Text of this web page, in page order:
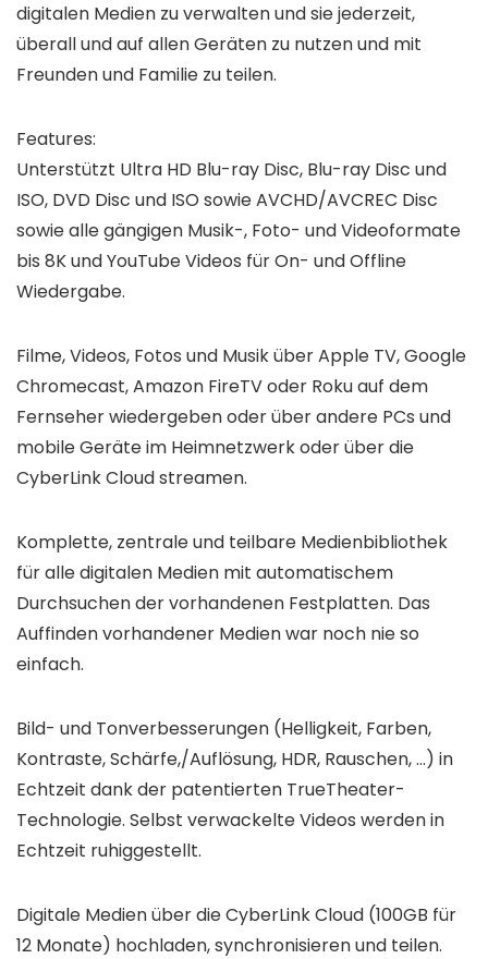
digitalen Medien zu verwalten und sie jederzeit,
überall und auf allen Geräten zu nutzen und mit
Freunden und Familie zu teilen.
Features:
Unterstützt Ultra HD Blu-ray Disc, Blu-ray Disc und
ISO, DVD Disc und ISO sowie AVCHD/AVCREC Disc
sowie alle gängigen Musik-, Foto- und Videoformate
bis 8K und YouTube Videos für On- und Offline
Wiedergabe.
Filme, Videos, Fotos und Musik über Apple TV, Google
Chromecast, Amazon FireTV oder Roku auf dem
Fernseher wiedergeben oder über andere PCs und
mobile Geräte im Heimnetzwerk oder über die
CyberLink Cloud streamen.
Komplette, zentrale und teilbare Medienbibliothek
für alle digitalen Medien mit automatischem
Durchsuchen der vorhandenen Festplatten. Das
Auffinden vorhandener Medien war noch nie so
einfach.
Bild- und Tonverbesserungen (Helligkeit, Farben,
Kontraste, Schärfe,/Auflösung, HDR, Rauschen, …) in
Echtzeit dank der patentierten TrueTheater-
Technologie. Selbst verwackelte Videos werden in
Echtzeit ruhiggestellt.
Digitale Medien über die CyberLink Cloud (100GB für
12 Monate) hochladen, synchronisieren und teilen.